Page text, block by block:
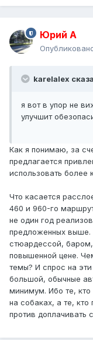
Юрий А
karelalex
я вот в упор не
улучшит
Как я понимаю, за
предлагается
использовать более
Что касается
460 и 960-го
не один год
предложенных выше.
стюардессой,
повышенной цене.
темы? И спрос на
большой, обычные
минимум. Ибо те, кто
на собаках, а те, кто
против доплачивать